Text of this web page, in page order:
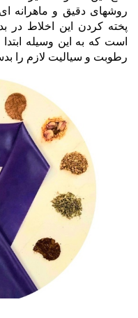
روشهای دقیق و ماهرانه
پخته کردن این اخلاط در
است که به این وسیله
رطوبت و سیالیت لازم را